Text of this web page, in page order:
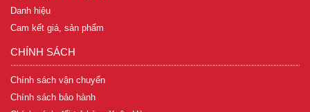
Danh hiệu
Cam kết giá, sản phẩm
CHÍNH SÁCH
Chính sách vận chuyển
Chính sách bảo hành